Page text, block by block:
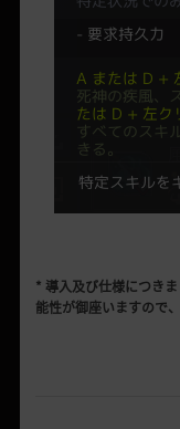
* 導入及び仕様につき
能性が御座いますので